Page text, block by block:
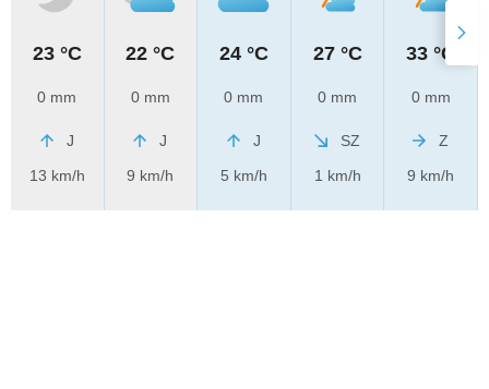
23 °C
0 mm
J
13 km/h
22 °C
0 mm
J
9 km/h
24 °C
0 mm
J
5 km/h
27 °C
0 mm
SZ
1 km/h
33 °C
0 mm
Z
9 km/h